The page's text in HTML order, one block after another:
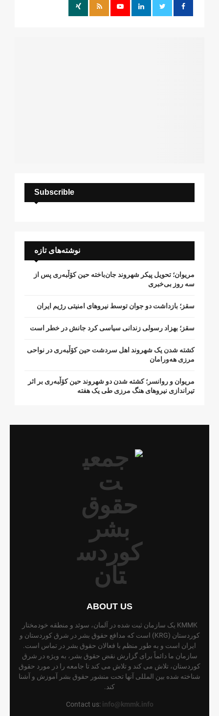
Subscrible
نوشته‌های تازه
مریوان؛ تحویل پیکر شهروند جان‌باخته حین کۆڵبەری پس از
سە روز بی‌خبری
سقز؛ بازداشت دو جوان توسط نیروهای امنیتی رژیم ایران
سقز؛ بهزاد رسولی زندانی سیاسی کرد جانش در خطر است
کشتە شدن یک شهروند اهل سردشت حین کۆڵبەری در نواحی
مرزی هەورامان
مریوان و روانسر؛ کشته شدن دو شهروند حین کۆڵبەری بر اثر
تیراندازی نیروهای هنگ مرزی طی یک هفته
ABOUT US
KMMK یک سازمان ثبت شده در آلمان، سوئد و منطقه خودمختار
کوردستان (KRG) است که مدافع حقوق بشر در شرق کوردستان و
ایران است و به طور منظم با فعالان حقوق بشر در تماس است.
سازمان ما دائماً برای گزارش نقض حقوق بشر، به ویژه در شرق
کوردستان، تلاش می کند و تلاش می کند تا جامعه را در مورد حقوق
شناخته شده بین المللی آنها تحت منشور حقوق بشر آموزش و آشنا
کند.
Contact us: info@kmmk.info